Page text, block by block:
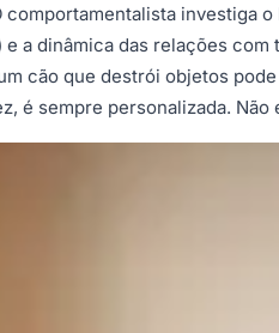
a dinâmica das relações
cão que destrói objetos
é sempre personalizada. Não